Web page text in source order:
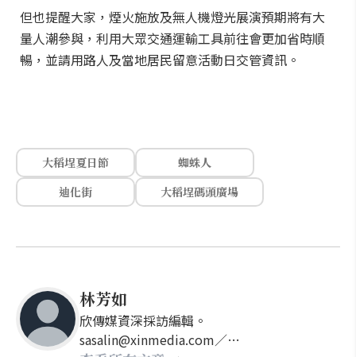
但也提醒大家，煙火施放及無人機燈光展演預期將有大
量人潮參與，利用大眾交通運輸工具前往會更加省時順
暢，並請用路人及當地居民留意活動日交管資訊。
大稻埕夏日節
蜘蛛人
迪化街
大稻埕碼頭廣場
林芳如
欣傳媒資深採訪編輯。
sasalin@xinmedia.com／